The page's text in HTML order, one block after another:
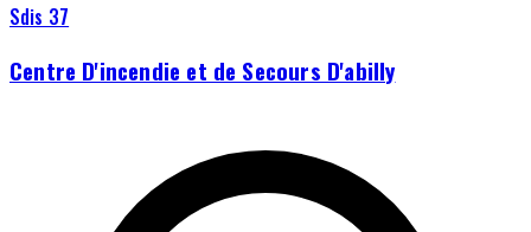
Sdis 37
Centre D'incendie et de Secours D'abilly